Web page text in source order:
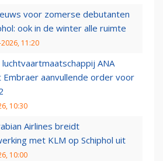
voor zomerse debutanten
ook in de winter alle ruimte
11:20
luchtvaartmaatschappij ANA
aanvullende order voor
10:30
Airlines breidt
met KLM op Schiphol uit
10:00